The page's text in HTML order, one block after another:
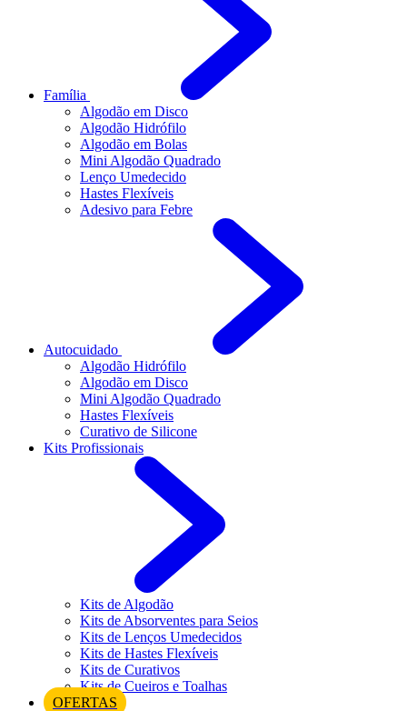
Família
Algodão em Disco
Algodão Hidrófilo
Algodão em Bolas
Mini Algodão Quadrado
Lenço Umedecido
Hastes Flexíveis
Adesivo para Febre
Autocuidado
Algodão Hidrófilo
Algodão em Disco
Mini Algodão Quadrado
Hastes Flexíveis
Curativo de Silicone
Kits Profissionais
Kits de Algodão
Kits de Absorventes para Seios
Kits de Lenços Umedecidos
Kits de Hastes Flexíveis
Kits de Curativos
Kits de Cueiros e Toalhas
OFERTAS